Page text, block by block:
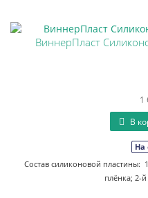
ВиннерПласт
1
В
На
Состав силиконовой пластины:
плёнка; 2-